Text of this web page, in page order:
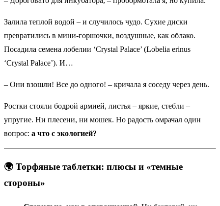
Залила теплой водой – и случилось чудо. Сухие диски
превратились в мини-горшочки, воздушные, как облако.
Посадила семена лобелии ‘Crystal Palace’ (Lobelia erinus
‘Crystal Palace’). И…
– Они взошли! Все до одного! – кричала я соседу через день.
Ростки стояли бодрой армией, листья – яркие, стебли –
упругие. Ни плесени, ни мошек. Но радость омрачал один
вопрос: а что с экологией?
🌍 Торфяные таблетки: плюсы и «темные
стороны»